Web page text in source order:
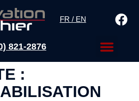
FR / EN
821-2876
: